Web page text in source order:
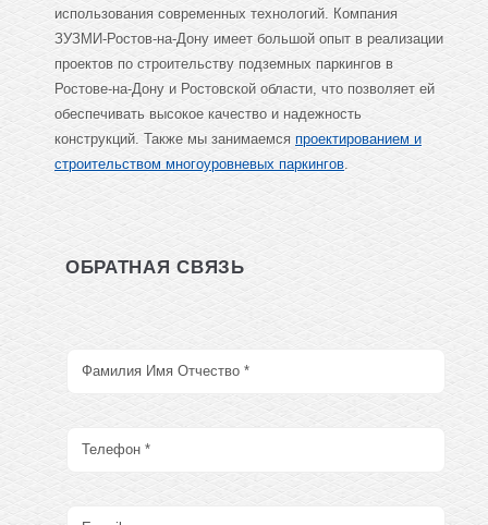
использования современных технологий. Компания
ЗУЗМИ-Ростов-на-Дону имеет большой опыт в реализации
проектов по строительству подземных паркингов в
Ростове-на-Дону и Ростовской области, что позволяет ей
обеспечивать высокое качество и надежность
конструкций. Также мы занимаемся проектированием и
строительством многоуровневых паркингов.
ОБРАТНАЯ СВЯЗЬ